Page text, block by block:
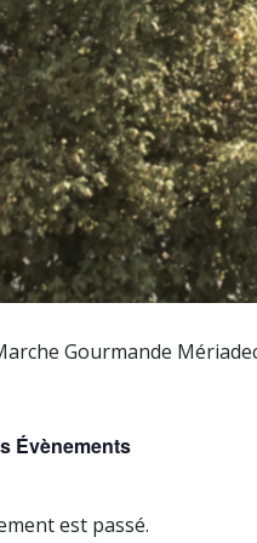
Gourmande
Évènements
est passé.